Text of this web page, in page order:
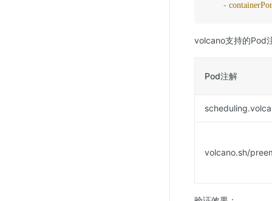
-
volcano支持的Pod
Pod注解
volcano.sh/